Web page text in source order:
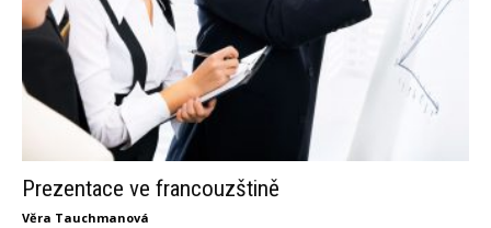
Prezentace ve francouzštině
Věra Tauchmanová